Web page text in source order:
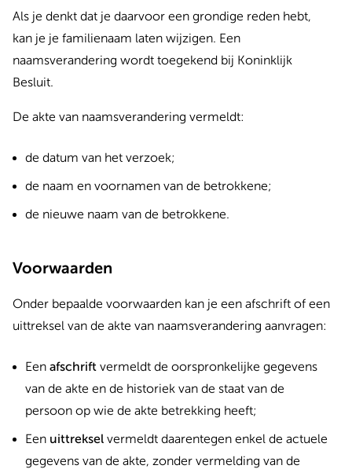
Als je denkt dat je daarvoor een grondige reden hebt,
kan je je familienaam laten wijzigen. Een
naamsverandering wordt toegekend bij Koninklijk
Besluit.
De akte van naamsverandering vermeldt:
de datum van het verzoek;
de naam en voornamen van de betrokkene;
de nieuwe naam van de betrokkene.
Voorwaarden
Onder bepaalde voorwaarden kan je een afschrift of een
uittreksel van de akte van naamsverandering aanvragen:
Een afschrift vermeldt de oorspronkelijke gegevens
van de akte en de historiek van de staat van de
persoon op wie de akte betrekking heeft;
Een uittreksel vermeldt daarentegen enkel de actuele
gegevens van de akte, zonder vermelding van de